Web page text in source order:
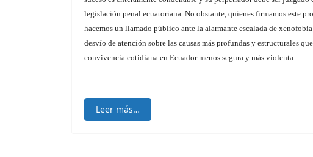
legislación penal ecuatoriana. No obstante, quienes firmamos este
hacemos un llamado público ante la alarmante escalada de
desvío de atención sobre las causas más profundas y estructurales
convivencia cotidiana en Ecuador menos segura y más violenta.
Leer más…